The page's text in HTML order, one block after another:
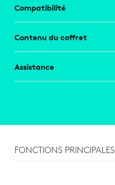
Compatibilité
Contenu du coffret
Assistance
FONCTIONS PRINCIPALES